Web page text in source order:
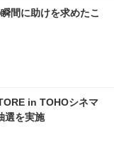
間に助けを求めたこ
in TOHOシネマ
選を実施